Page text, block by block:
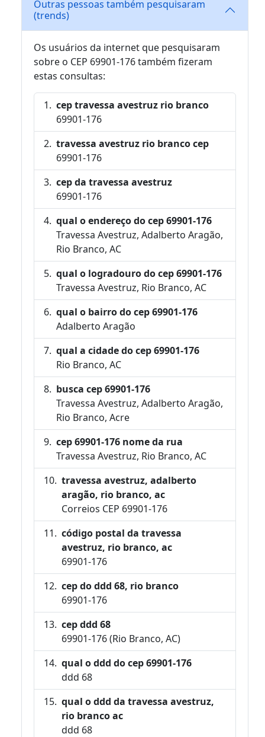
Outras pessoas também pesquisaram
(trends)
Os usuários da internet que pesquisaram
sobre o CEP 69901-176 também fizeram
estas consultas:
cep travessa avestruz rio branco
69901-176
travessa avestruz rio branco cep
69901-176
cep da travessa avestruz
69901-176
qual o endereço do cep 69901-176
Travessa Avestruz, Adalberto Aragão,
Rio Branco, AC
qual o logradouro do cep 69901-176
Travessa Avestruz, Rio Branco, AC
qual o bairro do cep 69901-176
Adalberto Aragão
qual a cidade do cep 69901-176
Rio Branco, AC
busca cep 69901-176
Travessa Avestruz, Adalberto Aragão,
Rio Branco, Acre
cep 69901-176 nome da rua
Travessa Avestruz, Rio Branco, AC
travessa avestruz, adalberto
aragão, rio branco, ac
Correios CEP 69901-176
código postal da travessa
avestruz, rio branco, ac
69901-176
cep do ddd 68, rio branco
69901-176
cep ddd 68
69901-176 (Rio Branco, AC)
qual o ddd do cep 69901-176
ddd 68
qual o ddd da travessa avestruz,
rio branco ac
ddd 68